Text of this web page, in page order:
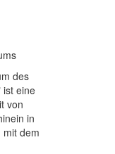
des
ist eine
von
in
mit dem